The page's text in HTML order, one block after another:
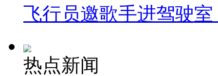
飞行员邀歌手进驾驶
热点新闻